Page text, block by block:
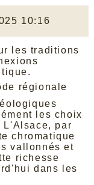
10:16
les traditions
régionale
les choix
L'Alsace, par
chromatique
vallonnés et
richesse
dans les